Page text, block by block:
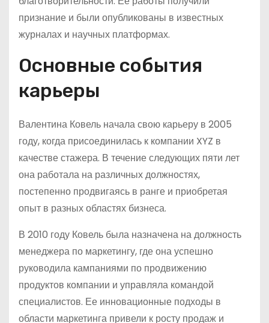
признание и были опубликованы в известных
журналах и научных платформах.
Основные события
карьеры
Валентина Ковель начала свою карьеру в 2005
году, когда присоединилась к компании XYZ в
качестве стажера. В течение следующих пяти лет
она работала на различных должностях,
постепенно продвигаясь в ранге и приобретая
опыт в разных областях бизнеса.
В 2010 году Ковель была назначена на должность
менеджера по маркетингу, где она успешно
руководила кампаниями по продвижению
продуктов компании и управляла командой
специалистов. Ее инновационные подходы в
области маркетинга привели к росту продаж и